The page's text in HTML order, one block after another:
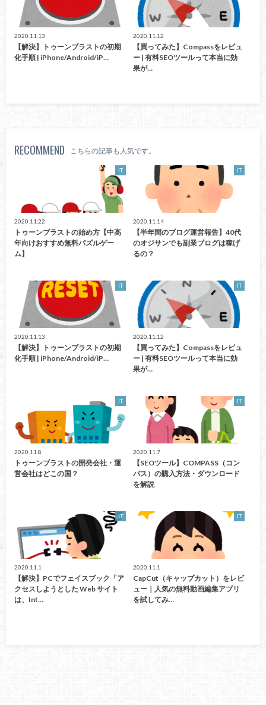
2020.11.13
【解決】トゥーンブラストの初期
化手順 | iPhone/Android/iP…
2020.11.12
【買ってみた】Compassをレビュ
ー | 有料SEOツールって本当に効
果が…
RECOMMEND こちらの記事も人気です。
IT
2020.11.22
トゥーンブラストの始め方【中高
年向けおすすめ無料パズルゲー
ム】
IT
2020.11.14
【半年間のブログ運営報告】40代
のオジサンでも副業ブログは稼げ
るの？
IT
2020.11.13
【解決】トゥーンブラストの初期
化手順 | iPhone/Android/iP…
IT
2020.11.12
【買ってみた】Compassをレビュ
ー | 有料SEOツールって本当に効
果が…
IT
2020.11.8
トゥーンブラストの開発会社・運
営会社はどこの国？
IT
2020.11.7
【SEOツール】COMPASS（コン
パス）の購入方法・ダウンロード
を解説
IT
2020.11.1
【解決】PCでフェイスブック「ア
クセスしようとした Web サイト
は、Int…
IT
2020.11.1
CapCut（キャップカット）をレビ
ュー｜人気の無料動画編集アプリ
を試してみ…